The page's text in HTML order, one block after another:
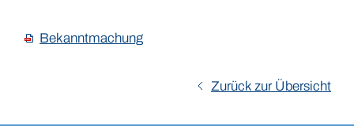
Bekanntmachung
Zurück zur Übersicht